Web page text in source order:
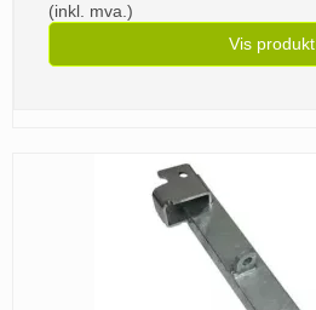
(inkl. mva.)
Vis produkt